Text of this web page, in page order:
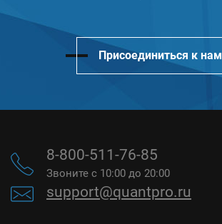
Присоединиться к нам
8-800-511-76-85
Звоните с 10:00 до 20:00
support@quantpro.ru